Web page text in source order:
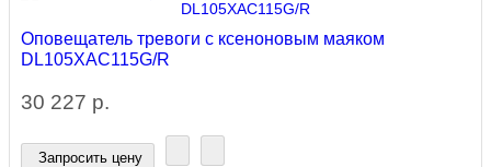
Оповещатель тревоги c ксеноновым маяком
DL105XAC115G/R
30 227 р.
Запросить цену